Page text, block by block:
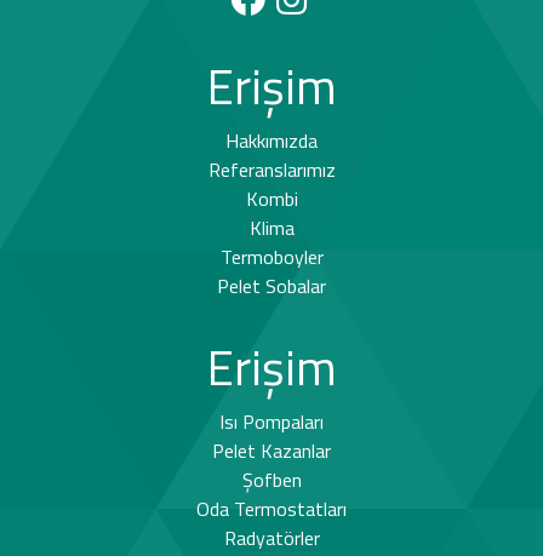
Erişim
Hakkımızda
Referanslarımız
Kombi
Klima
Termoboyler
Pelet Sobalar
Erişim
Isı Pompaları
Pelet Kazanlar
Şofben
Oda Termostatları
Radyatörler